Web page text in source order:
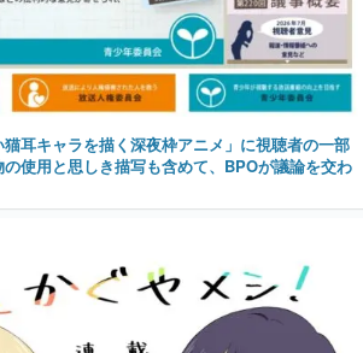
猫耳キャラを描く深夜枠アニメ」に視聴者の一部
使用と思しき描写も含めて、BPOが議論を交わ